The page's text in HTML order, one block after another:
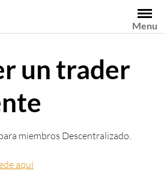
Menu
un trader
miembros Descentralizado.
aquí